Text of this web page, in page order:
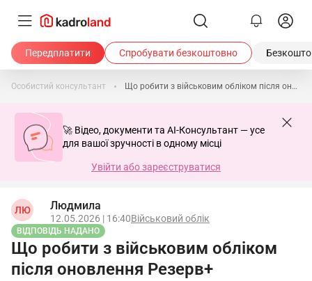
Передплатити Спробувати безкоштовно
Особистий консультант Що робити з військовим обліком після оновлення Резерв+
🚀 Відео, документи та AI-Консультант — усе
для вашої зручності в одному місці
Увійти або зареєструватися
ЛЮ Людмила
12.05.2026 | 16:40Військовий облік
ВІДПОВІДЬ НАДАНО
Що робити з військовим обліком
після оновлення Резерв+